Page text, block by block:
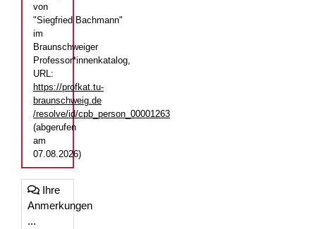
von
"Siegfried Bachmann"
im
Braunschweiger
Professor*innenkatalog,
URL:
https://profkat.tu-
braunschweig.de
/resolve/id/cpb_person_00001263
(abgerufen
am
07.08.2026)
Ihre
Anmerkungen
...